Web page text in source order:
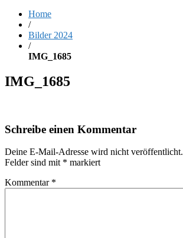
Home
/
Bilder 2024
/
IMG_1685
IMG_1685
Schreibe einen Kommentar
Deine E-Mail-Adresse wird nicht veröffentlicht.
Felder sind mit * markiert
Kommentar *